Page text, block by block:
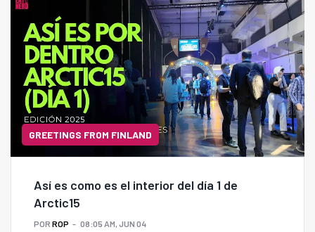
GREETINGS FROM FINLAND
Así es como es el interior del día 1 de
Arctic15
POR ROP 08:05 AM, JUN 04